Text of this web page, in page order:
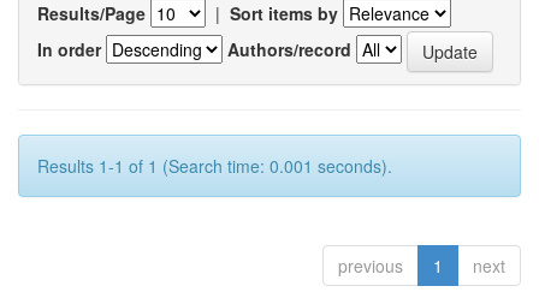
Results/Page | Sort items by
In order
Authors/record
Results 1-1 of 1 (Search time: 0.001 seconds).
previous 1 next